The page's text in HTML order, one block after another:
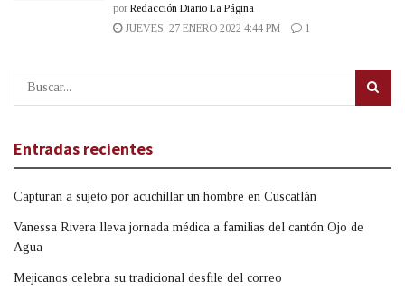
por Redacción Diario La Página
JUEVES, 27 ENERO 2022 4:44 PM
1
Entradas recientes
Capturan a sujeto por acuchillar un hombre en Cuscatlán
Vanessa Rivera lleva jornada médica a familias del cantón Ojo de
Agua
Mejicanos celebra su tradicional desfile del correo